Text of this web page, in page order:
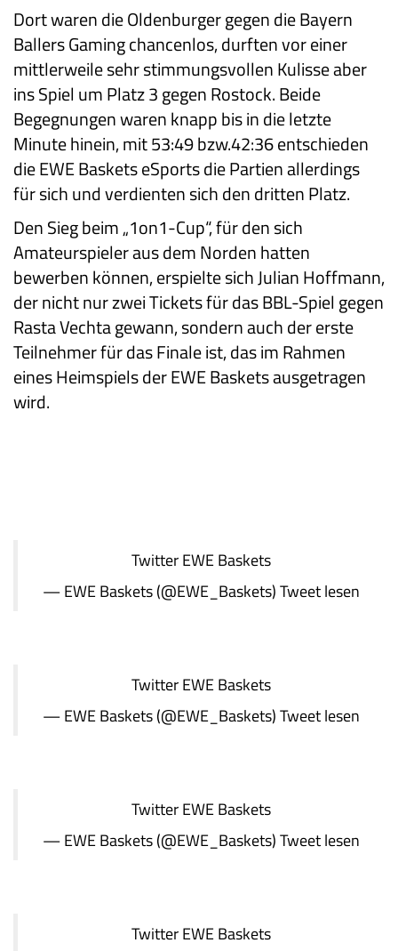
Dort waren die Oldenburger gegen die Bayern
Ballers Gaming chancenlos, durften vor einer
mittlerweile sehr stimmungsvollen Kulisse aber
ins Spiel um Platz 3 gegen Rostock. Beide
Begegnungen waren knapp bis in die letzte
Minute hinein, mit 53:49 bzw.42:36 entschieden
die EWE Baskets eSports die Partien allerdings
für sich und verdienten sich den dritten Platz.
Den Sieg beim „1on1-Cup“, für den sich
Amateurspieler aus dem Norden hatten
bewerben können, erspielte sich Julian Hoffmann,
der nicht nur zwei Tickets für das BBL-Spiel gegen
Rasta Vechta gewann, sondern auch der erste
Teilnehmer für das Finale ist, das im Rahmen
eines Heimspiels der EWE Baskets ausgetragen
wird.
TwitterEWE Baskets
— EWE Baskets (@EWE_Baskets)Tweet lesen
TwitterEWE Baskets
— EWE Baskets (@EWE_Baskets)Tweet lesen
TwitterEWE Baskets
— EWE Baskets (@EWE_Baskets)Tweet lesen
TwitterEWE Baskets